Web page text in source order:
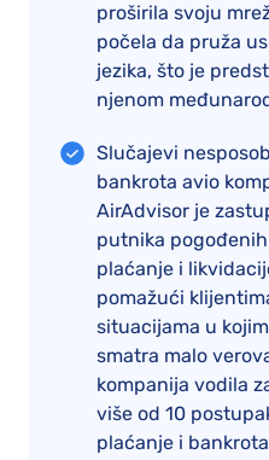
proširila svoju
počela da pruža
jezika, što je
njenom
Slučajevi
bankrota avio
AirAdvisor je
putnika
plaćanje i
pomažući
situacijama u
smatra malo
kompanija vodila
više od 10
plaćanje i